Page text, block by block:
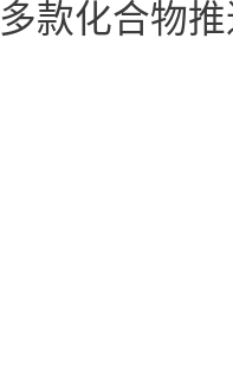
多款化合物